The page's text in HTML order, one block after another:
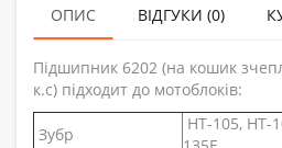
ОПИС ВІДГУКИ (0)
Підшипник 6202 (на кошик
к.с) підходит до мотоблоків:
Зубр
HT-105, HT-